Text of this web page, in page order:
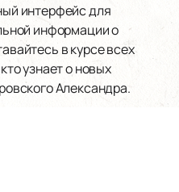
интерфейс для
информации о
в курсе всех
узнает о новых
Александра.